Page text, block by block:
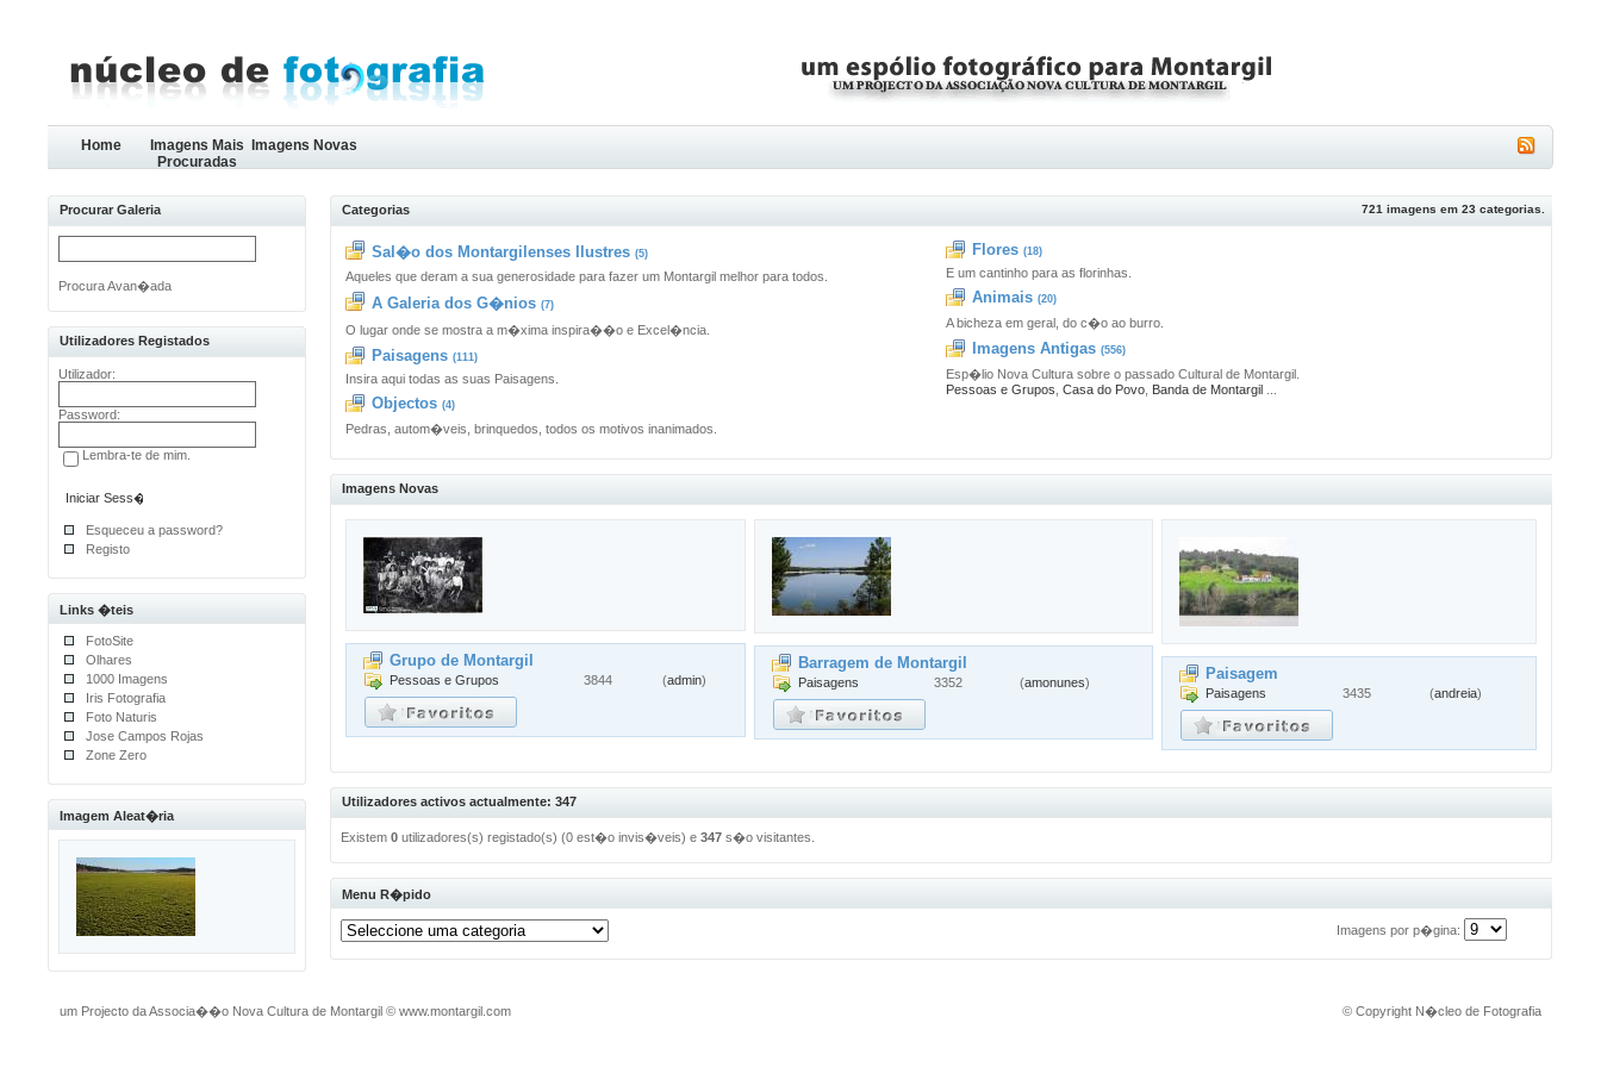
Home
Imagens Mais
Procuradas
Imagens Novas
Procurar Galeria
Procura Avan�ada
Utilizadores Registados
Utilizador:
Password:
Lembra-te de mim.
Esqueceu a password?
Registo
Links �teis
FotoSite
Olhares
1000 Imagens
Iris Fotografia
Foto Naturis
Jose Campos Rojas
Zone Zero
Imagem Aleat�ria
721 imagens em23 categorias.
Categorias
Sal�o dos Montargilenses Ilustres (5)
Aqueles que deram a sua generosidade para fazer um Montargil melhor para todos.
A Galeria dos G�nios (7)
O lugar onde se mostra a m�xima inspira��o e Excel�ncia.
Paisagens (111)
Insira aqui todas as suas Paisagens.
Objectos (4)
Pedras, autom�veis, brinquedos, todos os motivos inanimados.
Flores (18)
E um cantinho para as florinhas.
Animais (20)
A bicheza em geral, do c�o ao burro.
Imagens Antigas (556)
Esp�lio Nova Cultura sobre o passado Cultural de Montargil.
Pessoas e Grupos ,Casa do Povo Banda de Montargil
Imagens Novas
Grupo de Montargil
Pessoas e Grupos 3844 (admin)
Barragem de Montargil
Paisagens 3352 (amonunes) Paisagem
Paisagens 3435 (andreia)
Utilizadores activos actualmente: 347
Existem0 utilizadores(s) registado(s) (0 est�o invis�veis) e347 s�o visitantes.
Menu R�pido
Imagens por p�gina:
© Copyright N�cleo de Fotografia
um Projecto da Associa��o Nova Cultura de Montargil©www.montargil.com